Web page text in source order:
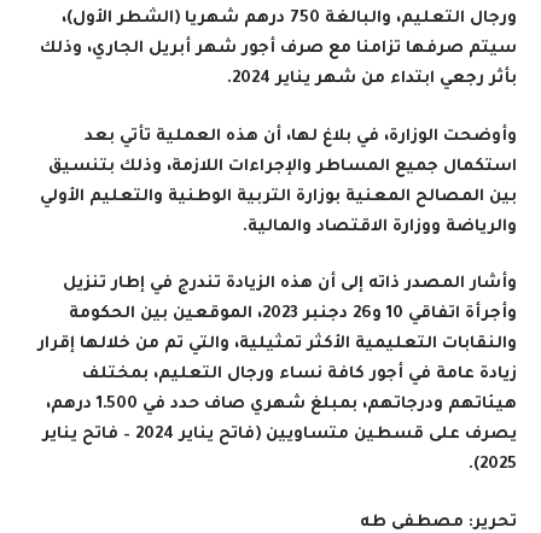
ورجال التعليم، والبالغة 750 درهم شهريا (الشطر الأول)،
سيتم صرفها تزامنا مع صرف أجور شهر أبريل الجاري، وذلك
بأثر رجعي ابتداء من شهر يناير 2024.
وأوضحت الوزارة، في بلاغ لها، أن هذه العملية تأتي بعد
استكمال جميع المساطر والإجراءات اللازمة، وذلك بتنسيق
بين المصالح المعنية بوزارة التربية الوطنية والتعليم الأولي
والرياضة ووزارة الاقتصاد والمالية.
وأشار المصدر ذاته إلى أن هذه الزيادة تندرج في إطار تنزيل
وأجرأة اتفاقي 10 و26 دجنبر 2023، الموقعين بين الحكومة
والنقابات التعليمية الأكثر تمثيلية، والتي تم من خلالها إقرار
زيادة عامة في أجور كافة نساء ورجال التعليم، بمختلف
هيئاتهم ودرجاتهم، بمبلغ شهري صاف حدد في 1.500 درهم،
يصرف على قسطين متساويين (فاتح يناير 2024 – فاتح يناير
2025).
تحرير: مصطفى طه